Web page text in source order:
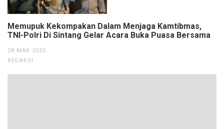
Memupuk Kekompakan Dalam Menjaga Kamtibmas,
TNI-Polri Di Sintang Gelar Acara Buka Puasa Bersama
28 MAR 2025
REDAKSI